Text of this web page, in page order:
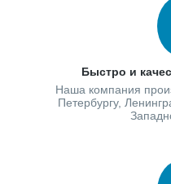
Быстро и
Наша компания
Петербургу,